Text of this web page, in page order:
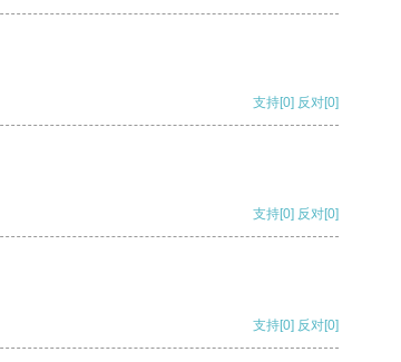
支持[0] 反对[0]
支持[0] 反对[0]
支持[0] 反对[0]